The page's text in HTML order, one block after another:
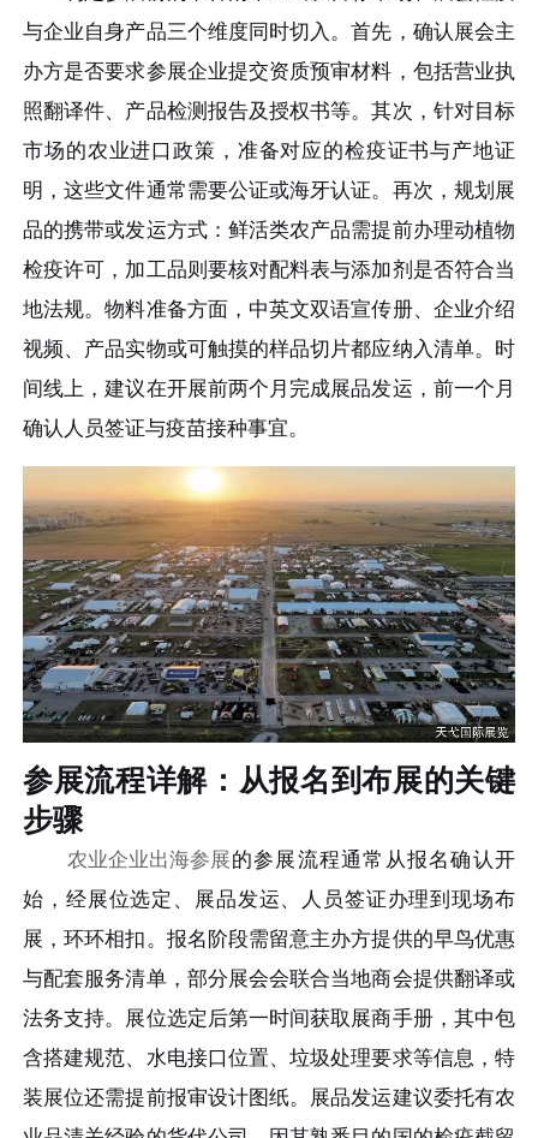
与企业自身产品三个维度同时切入。首先，确认展会主
办方是否要求参展企业提交资质预审材料，包括营业执
照翻译件、产品检测报告及授权书等。其次，针对目标
市场的农业进口政策，准备对应的检疫证书与产地证
明，这些文件通常需要公证或海牙认证。再次，规划展
品的携带或发运方式：鲜活类农产品需提前办理动植物
检疫许可，加工品则要核对配料表与添加剂是否符合当
地法规。物料准备方面，中英文双语宣传册、企业介绍
视频、产品实物或可触摸的样品切片都应纳入清单。时
间线上，建议在开展前两个月完成展品发运，前一个月
确认人员签证与疫苗接种事宜。
参展流程详解：从报名到布展的关键
步骤
农业企业出海参展的参展流程通常从报名确认开
始，经展位选定、展品发运、人员签证办理到现场布
展，环环相扣。报名阶段需留意主办方提供的早鸟优惠
与配套服务清单，部分展会会联合当地商会提供翻译或
法务支持。展位选定后第一时间获取展商手册，其中包
含搭建规范、水电接口位置、垃圾处理要求等信息，特
装展位还需提前报审设计图纸。展品发运建议委托有农